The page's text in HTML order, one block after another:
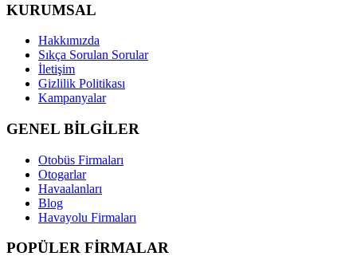
KURUMSAL
Hakkımızda
Sıkça Sorulan Sorular
İletişim
Gizlilik Politikası
Kampanyalar
GENEL BİLGİLER
Otobüs Firmaları
Otogarlar
Havaalanları
Blog
Havayolu Firmaları
POPÜLER FİRMALAR